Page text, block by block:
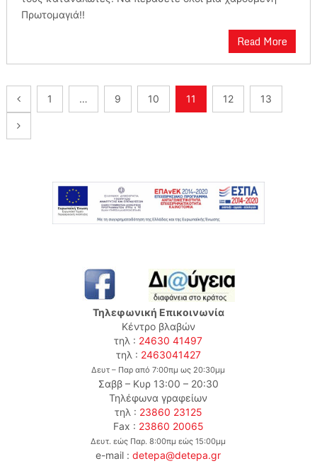
Πρωτομαγιά!!
Read More
Πλοήγηση
άρθρων
1 … 9 10 11 12 13
Τηλεφωνική Επικοινωνία
Κέντρο βλαβών
τηλ : 24630 41497
τηλ : 2463041427
Δευτ – Παρ από 7:00πμ ως 20:30μμ
Σαββ – Κυρ 13:00 – 20:30
Τηλέφωνα γραφείων
τηλ : 23860 23125
Fax : 23860 20065
Δευτ. εώς Παρ. 8:00πμ εώς 15:00μμ
e-mail :detepa@detepa.gr